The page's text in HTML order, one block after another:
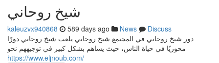
شيخ روحاني
kaleuzvx940868 589 days ago News
Discuss
دور شيخ روحاني في المجتمع شيخ روحاني يلعب شيخ روحاني دورًا
محوريًا في حياة الناس، حيث يساهم بشكل كبير في توجيههم نحو
https://www.eljnoub.com/